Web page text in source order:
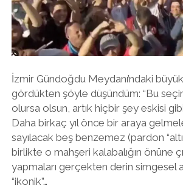
İzmir Gündoğdu Meydanı’ndaki
gördükten şöyle düşündüm: “Bu
olursa olsun, artık hiçbir şey eskisi
Daha birkaç yıl önce bir araya
sayılacak beş benzemez (pardon
birlikte o mahşeri kalabalığın önüne
yapmaları gerçekten derin simgesel
“ikonik”…